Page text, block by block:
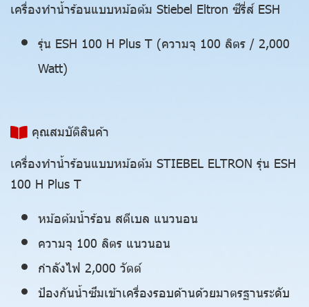
เครื่องทำน้ำร้อนแบบหม้อต้ม Stiebel Eltron ซีรี่ส์ ESH
รุ่น ESH 100 H Plus T (ความจุ 100 ลิตร / 2,000
Watt)
คุณสมบัติสินค้า
เครื่องทำน้ำร้อนแบบหม้อต้ม STIEBEL ELTRON รุ่น ESH
100 H Plus T
หม้อต้มน้ำร้อน สตีเบล แนวนอน
ความจุ 100 ลิตร แนวนอน
กำลังไฟ 2,000 วัตต์
ป้องกันน้ำซึมเข้าเครื่องรอบด้านด้วยมาตรฐานระดับ